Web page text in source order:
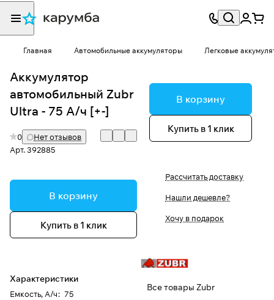
Главная Автомобильные аккумуляторы Легковые
Аккумулятор
автомобильный Zubr
Ultra - 75 А/ч [+-]
0
Нет отзывов
Арт.392885
В корзину
Купить в 1 клик
Характеристики
Емкость, А/ч: 75
В корзину
Купить в 1 клик
Рассчитать доставку
Нашли дешевле?
Хочу в подарок
Все товары Zubr